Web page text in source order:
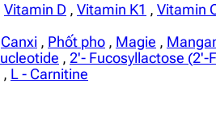
Vitamin D , Vitamin K1 , Vitamin
Canxi , Phốt pho , Magie ,
, 2'- Fucosyllactose (2'-
, L - Carnitine